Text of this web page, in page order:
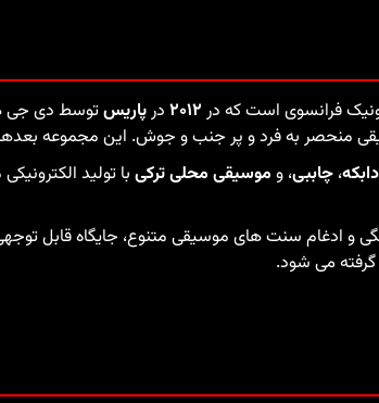
فرانسوی است که در ۲۰۱۲ درپاریستوسط دی جی
منحصر به فرد و پر جنب و جوش. این مجموعه بعدها
دابکه، چاببی، و موسیقی محلی ترکی با تولید
و ادغام سنت های موسیقی متنوع، جایگاه قابل
می شود.